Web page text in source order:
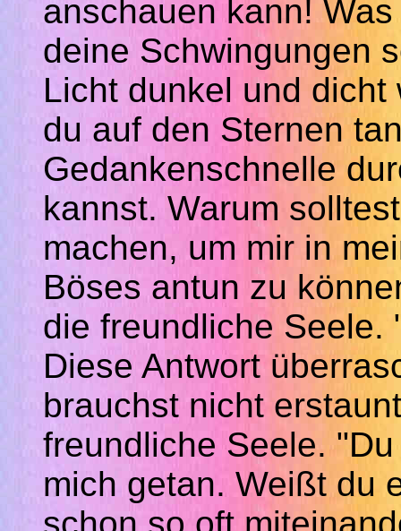
anschauen kann!
deine Schwingungen
Licht dunkel und
du auf den Sternen
Gedankenschnelle
kannst. Warum
machen, um mir in
Böses antun zu
die freundliche Seele.
Diese Antwort
brauchst nicht
freundliche Seele.
mich getan. Weißt du